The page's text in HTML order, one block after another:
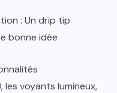
: Un drip tip
bonne idée
les voyants lumineux,